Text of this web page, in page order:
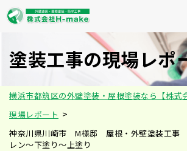
main
塗装工事の現場レポ
横浜市都筑区の外壁塗装・屋根塗装なら【株式
現場レポート >
神奈川県川崎市 M様邸 屋根・外壁塗装工
レン～下塗り～上塗り